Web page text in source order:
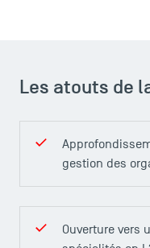
Les atouts de
gestion des
Ouverture vers